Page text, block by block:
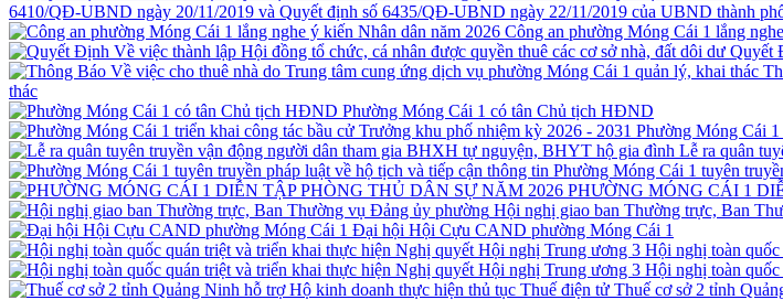
6410/QĐ-UBND ngày 20/11/2019 và Quyết định số 6435/QĐ-UBND ngày 22/11/2019 của UBND thành
Công an phường Móng Cái 1 lắng
Quyết
thác
Phường Móng Cái 1 có tân Chủ tịch HĐND
Phường Móng Cái
Lễ ra quân
Phường Móng Cái 1 tuyên
PHƯỜNG MÓNG CÁI 1
Hội nghị giao ban Thường trực, Ban
Đại hội Hội Cựu CAND phường Móng Cái 1
Hội nghị toàn
Hội nghị toàn
Thuế cơ sở 2 tỉnh